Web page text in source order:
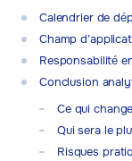
Calendrier de
Champ
Responsabilité
Conclusion
Ce qui
Qui sera le
Risques